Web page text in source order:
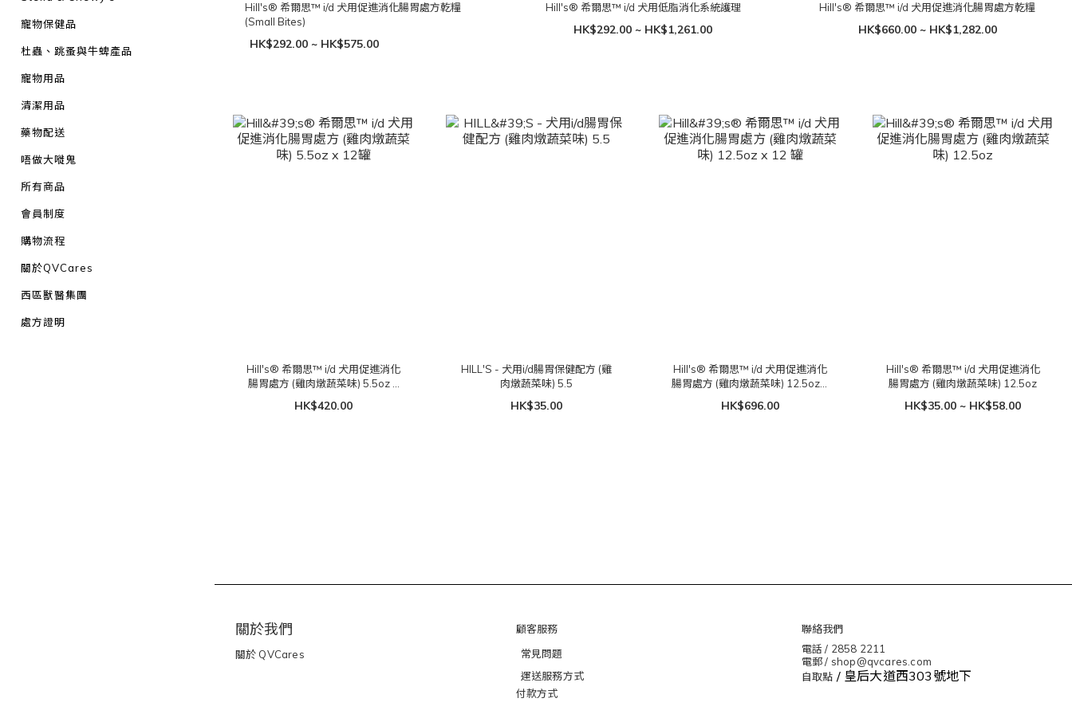
寵物保健品
杜蟲、跳蚤與牛蜱產品
寵物用品
清潔用品
藥物配送
唔做大嘥鬼
所有商品
會員制度
購物流程
關於QVCares
西區獸醫集團
處方證明
Hill's® 希爾思™ i/d 犬用促進消化腸胃處方乾糧
(Small Bites)
HK$292.00 ~ HK$575.00
Hill's® 希爾思™ i/d 犬用低脂消化系統護理
HK$292.00 ~ HK$1,261.00
Hill's® 希爾思™ i/d 犬用促進消化腸胃處方乾糧
HK$660.00 ~ HK$1,282.00
Hill's® 希爾思™ i/d 犬用促進消化
腸胃處方 (雞肉燉蔬菜味) 5.5oz x
12罐
HK$420.00
HILL'S - 犬用i/d腸胃保健配方 (雞
肉燉蔬菜味) 5.5
HK$35.00
Hill's® 希爾思™ i/d 犬用促進消化
腸胃處方 (雞肉燉蔬菜味) 12.5oz x
12 罐
HK$696.00
Hill's® 希爾思™ i/d 犬用促進消化
腸胃處方 (雞肉燉蔬菜味) 12.5oz
HK$35.00 ~ HK$58.00
關於我們
關於 QVCares
顧客服務
常見問題
運送服務方式
付款方式
聯絡我們
電話 / 2858 2211
電郵 / shop@qvcares.com
自取點 / 皇后大道西303號地下